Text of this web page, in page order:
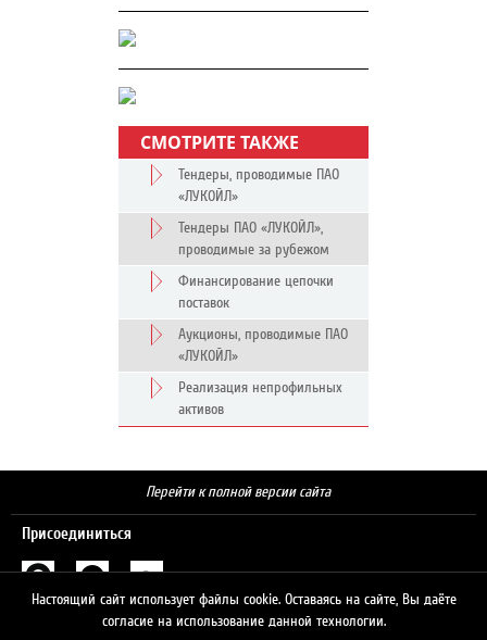
СМОТРИТЕ ТАКЖЕ
Тендеры, проводимые ПАО
«ЛУКОЙЛ»
Тендеры ПАО «ЛУКОЙЛ»,
проводимые за рубежом
Финансирование цепочки
поставок
Аукционы, проводимые ПАО
«ЛУКОЙЛ»
Реализация непрофильных
активов
Перейти к полной версии сайта
Присоединиться
Настоящий сайт использует файлы cookie. Оставаясь на сайте, Вы даёте
согласие на использование данной технологии.